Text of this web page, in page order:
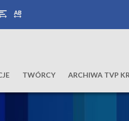
TWÓRCY ARCHIWA TVP